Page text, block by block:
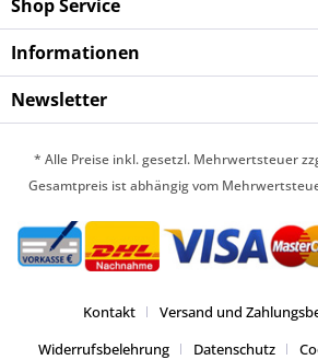
Shop Service
Informationen
Newsletter
* Alle Preise inkl. gesetzl. Mehrwertsteuer
Gesamtpreis ist abhängig vom
Kontakt
Versand und
Widerrufsbelehrung
Datenschutz